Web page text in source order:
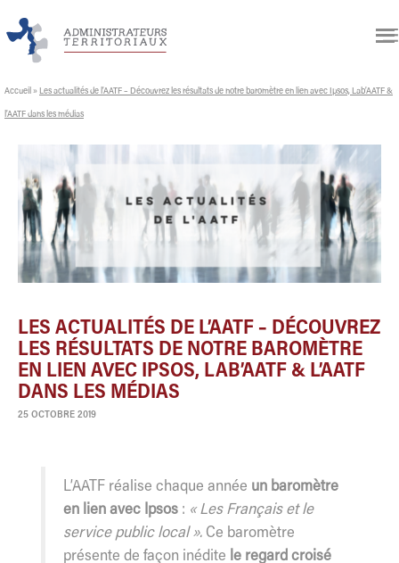
Accueil » Les actualités de l’AATF – Découvrez les résultats de notre baromètre en lien avec Ipsos, Lab’AATF &
l’AATF dans les médias
LES ACTUALITÉS DE L’AATF – DÉCOUVREZ
LES RÉSULTATS DE NOTRE BAROMÈTRE
EN LIEN AVEC IPSOS, LAB’AATF & L’AATF
DANS LES MÉDIAS
25 OCTOBRE 2019
L’AATF réalise chaque année un baromètre
en lien avec Ipsos : « Les Français et le
service public local ». Ce baromètre
présente de façon inédite le regard croisé